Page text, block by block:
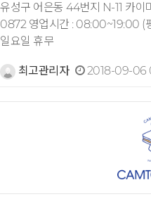
유성구 어은동 44번지 N-11 카
0872 영업시간 : 08:00~19:00 (
일요일 휴무
최고관리자 2018-09-06